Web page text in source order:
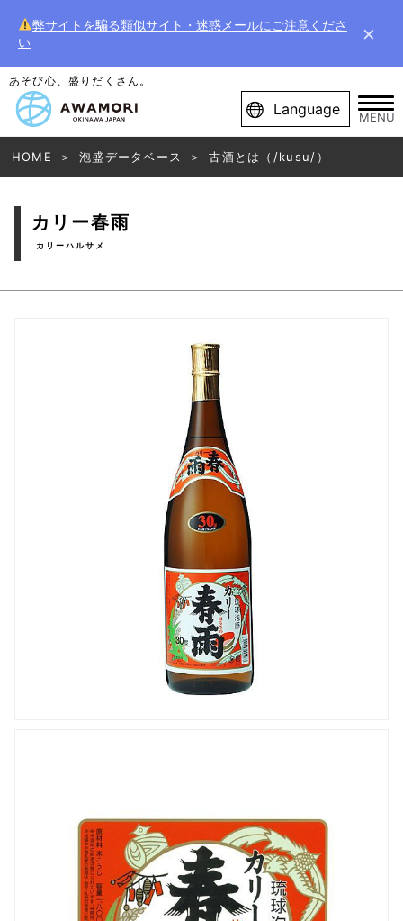
弊サイトを騙る類似サイト・迷惑メールにご注意くださ
い
×
あそび心、盛りだくさん。
Language MENU
HOME 泡盛データベース 古酒とは（/kusu/）
カリー春雨
カリーハルサメ